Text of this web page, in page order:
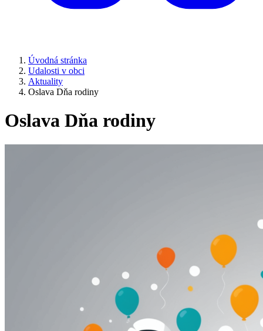
Úvodná stránka
Udalosti v obci
Aktuality
Oslava Dňa rodiny
Oslava Dňa rodiny